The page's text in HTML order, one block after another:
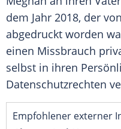
dem Jahr 2018, der
abgedruckt worden
einen Missbrauch
selbst in ihren
Datenschutzrechten
Empfohlener externer